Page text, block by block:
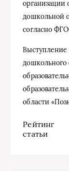
организации
дошкольной
согласно
дошкольного
области
Рейтинг
статьи